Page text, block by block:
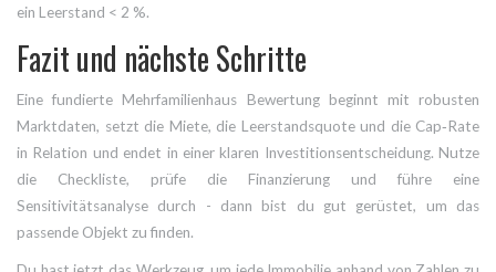
ein Leerstand < 2 %.
Fazit und nächste Schritte
Eine fundierte Mehrfamilienhaus Bewertungbeginnt mit robusten
Marktdaten, setzt die Miete, die Leerstandsquote und die Cap‑Rate
in Relation und endet in einer klaren Investitionsentscheidung. Nutze
die Checkliste, prüfe die Finanzierung und führe eine
Sensitivitätsanalyse durch - dann bist du gut gerüstet, um das
passende Objekt zu finden.